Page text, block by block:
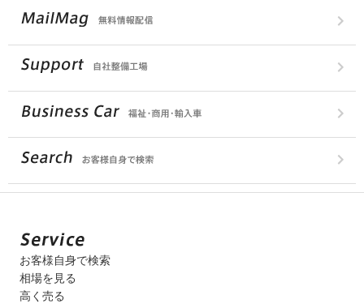
お客様自身で検索
相場を見る
高く売る